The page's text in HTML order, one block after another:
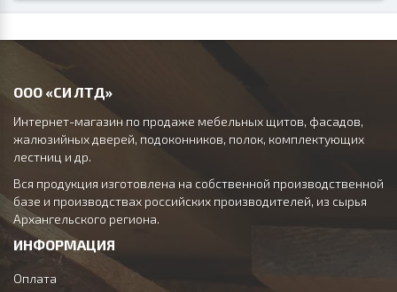
ООО «СИ ЛТД»
Интернет-магазин по продаже мебельных щитов, фасадов,
жалюзийных дверей, подоконников, полок, комплектующих
лестниц и др.
Вся продукция изготовлена на собственной производственной
базе и производствах российских производителей, из сырья
Архангельского региона.
ИНФОРМАЦИЯ
Оплата